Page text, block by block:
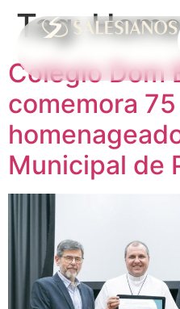
Tag:
Colégio Dom
comemora
Municipal de